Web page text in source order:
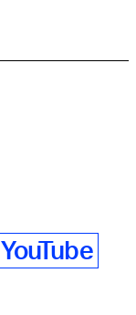
YouTube